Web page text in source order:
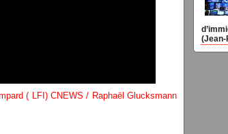
( LFI) CNEWS / Raphaël Glucksmann
(Jean-